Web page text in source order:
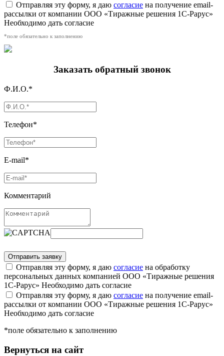
Отправляя эту форму, я даю согласие на получение email-
рассылки от компании ООО «Тиражные решения 1С-Рарус»
Необходимо дать согласие
*поле обязательно к заполнению
Заказать обратный звонок
Ф.И.О.*
Телефон*
E-mail*
Комментарий
Отправляя эту форму, я даю согласие на обработку
персональных данных компанией ООО «Тиражные решения
1С-Рарус» Необходимо дать согласие
Отправляя эту форму, я даю согласие на получение email-
рассылки от компании ООО «Тиражные решения 1С-Рарус»
Необходимо дать согласие
*поле обязательно к заполнению
Вернуться на сайт